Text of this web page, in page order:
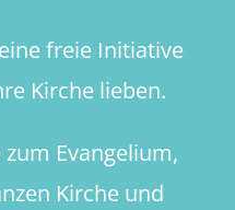
freie Initiative
Kirche lieben.
Evangelium,
Kirche und